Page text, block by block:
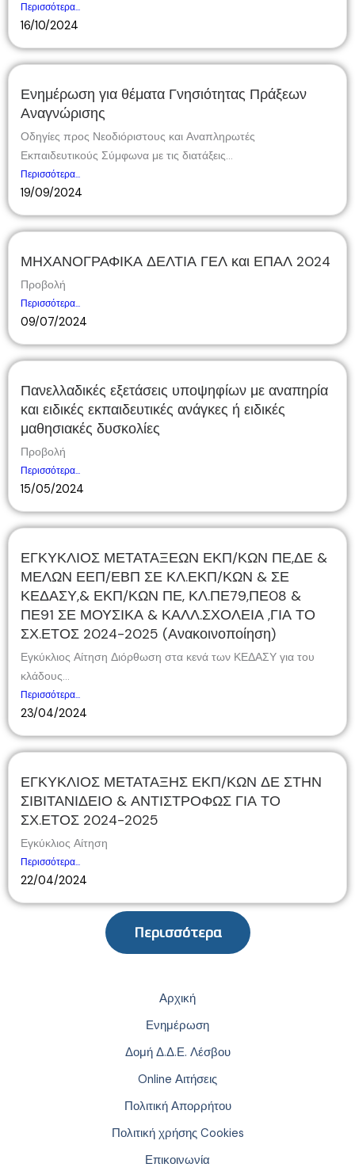
Περισσότερα...
16/10/2024
Ενημέρωση για θέματα Γνησιότητας Πράξεων
Αναγνώρισης
Οδηγίες προς Νεοδιόριστους και Αναπληρωτές
Εκπαιδευτικούς Σύμφωνα με τις διατάξεις...
Περισσότερα...
19/09/2024
ΜΗΧΑΝΟΓΡΑΦΙΚΑ ΔΕΛΤΙΑ ΓΕΛ και ΕΠΑΛ 2024
Προβολή
Περισσότερα...
09/07/2024
Πανελλαδικές εξετάσεις υποψηφίων με αναπηρία
και ειδικές εκπαιδευτικές ανάγκες ή ειδικές
μαθησιακές δυσκολίες
Προβολή
Περισσότερα...
15/05/2024
ΕΓΚΥΚΛΙΟΣ ΜΕΤΑΤΑΞΕΩΝ ΕΚΠ/ΚΩΝ ΠΕ,ΔΕ &
ΜΕΛΩΝ ΕΕΠ/ΕΒΠ ΣΕ ΚΛ.ΕΚΠ/ΚΩΝ & ΣΕ
ΚΕΔΑΣΥ,& ΕΚΠ/ΚΩΝ ΠΕ, ΚΛ.ΠΕ79,ΠΕ08 &
ΠΕ91 ΣΕ ΜΟΥΣΙΚΑ & ΚΑΛΛ.ΣΧΟΛΕΙΑ ,ΓΙΑ ΤΟ
ΣΧ.ΕΤΟΣ 2024-2025 (Ανακοινοποίηση)
Εγκύκλιος Αίτηση Διόρθωση στα κενά των ΚΕΔΑΣΥ για του
κλάδους...
Περισσότερα...
23/04/2024
ΕΓΚΥΚΛΙΟΣ ΜΕΤΑΤΑΞΗΣ ΕΚΠ/ΚΩΝ ΔΕ ΣΤΗΝ
ΣΙΒΙΤΑΝΙΔΕΙΟ & ΑΝΤΙΣΤΡΟΦΩΣ ΓΙΑ ΤΟ
ΣΧ.ΕΤΟΣ 2024-2025
Εγκύκλιος Αίτηση
Περισσότερα...
22/04/2024
Περισσότερα
Αρχική
Ενημέρωση
Δομή Δ.Δ.Ε. Λέσβου
Online Αιτήσεις
Πολιτική Απορρήτου
Πολιτική χρήσης Cookies
Επικοινωνία